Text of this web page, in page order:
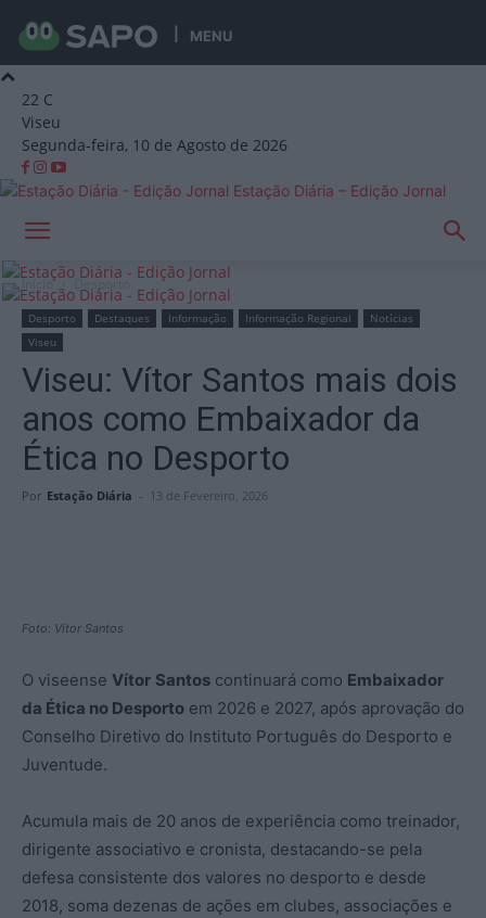
MENU
22 C
Viseu
Segunda-feira, 10 de Agosto de 2026
Estação Diária – Edição Jornal
Início Desporto
Desporto Destaques Informação Informação Regional
Notícias
Viseu
Viseu: Vítor Santos mais dois
anos como Embaixador da
Ética no Desporto
Por Estação Diária - 13 de Fevereiro, 2026
Foto: Vítor Santos
O viseense Vítor Santos continuará como Embaixador
da Ética no Desporto em 2026 e 2027, após aprovação do
Conselho Diretivo do Instituto Português do Desporto e
Juventude.
Acumula mais de 20 anos de experiência como treinador,
dirigente associativo e cronista, destacando-se pela
defesa consistente dos valores no desporto e desde
2018, soma dezenas de ações em clubes, associações e